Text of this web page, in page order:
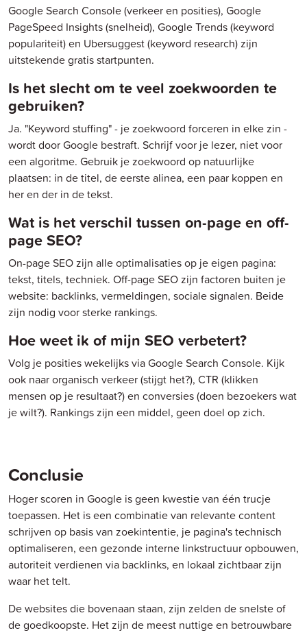
Google Search Console (verkeer en posities), Google
PageSpeed Insights (snelheid), Google Trends (keyword
populariteit) en Ubersuggest (keyword research) zijn
uitstekende gratis startpunten.
Is het slecht om te veel zoekwoorden te
gebruiken?
Ja. "Keyword stuffing" - je zoekwoord forceren in elke zin -
wordt door Google bestraft. Schrijf voor je lezer, niet voor
een algoritme. Gebruik je zoekwoord op natuurlijke
plaatsen: in de titel, de eerste alinea, een paar koppen en
her en der in de tekst.
Wat is het verschil tussen on-page en off-
page SEO?
On-page SEO zijn alle optimalisaties op je eigen pagina:
tekst, titels, techniek. Off-page SEO zijn factoren buiten je
website: backlinks, vermeldingen, sociale signalen. Beide
zijn nodig voor sterke rankings.
Hoe weet ik of mijn SEO verbetert?
Volg je posities wekelijks via Google Search Console. Kijk
ook naar organisch verkeer (stijgt het?), CTR (klikken
mensen op je resultaat?) en conversies (doen bezoekers wat
je wilt?). Rankings zijn een middel, geen doel op zich.
Conclusie
Hoger scoren in Google is geen kwestie van één trucje
toepassen. Het is een combinatie van relevante content
schrijven op basis van zoekintentie, je pagina's technisch
optimaliseren, een gezonde interne linkstructuur opbouwen,
autoriteit verdienen via backlinks, en lokaal zichtbaar zijn
waar het telt.
De websites die bovenaan staan, zijn zelden de snelste of
de goedkoopste. Het zijn de meest nuttige en betrouwbare